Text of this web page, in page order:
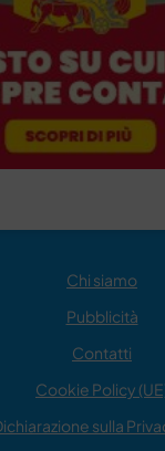
Chi siamo
Pubblicità
Contatti
Cookie Policy
sulla